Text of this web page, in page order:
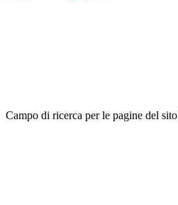
Campo di ricerca per le pagine del sito